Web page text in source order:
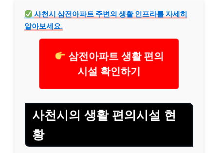
사천시 삼전아파트 주변의 생활 인프라를 자세히
알아보세요.
삼전아파트 생활 편의
시설 확인하기
사천시의 생활 편의시설 현
황